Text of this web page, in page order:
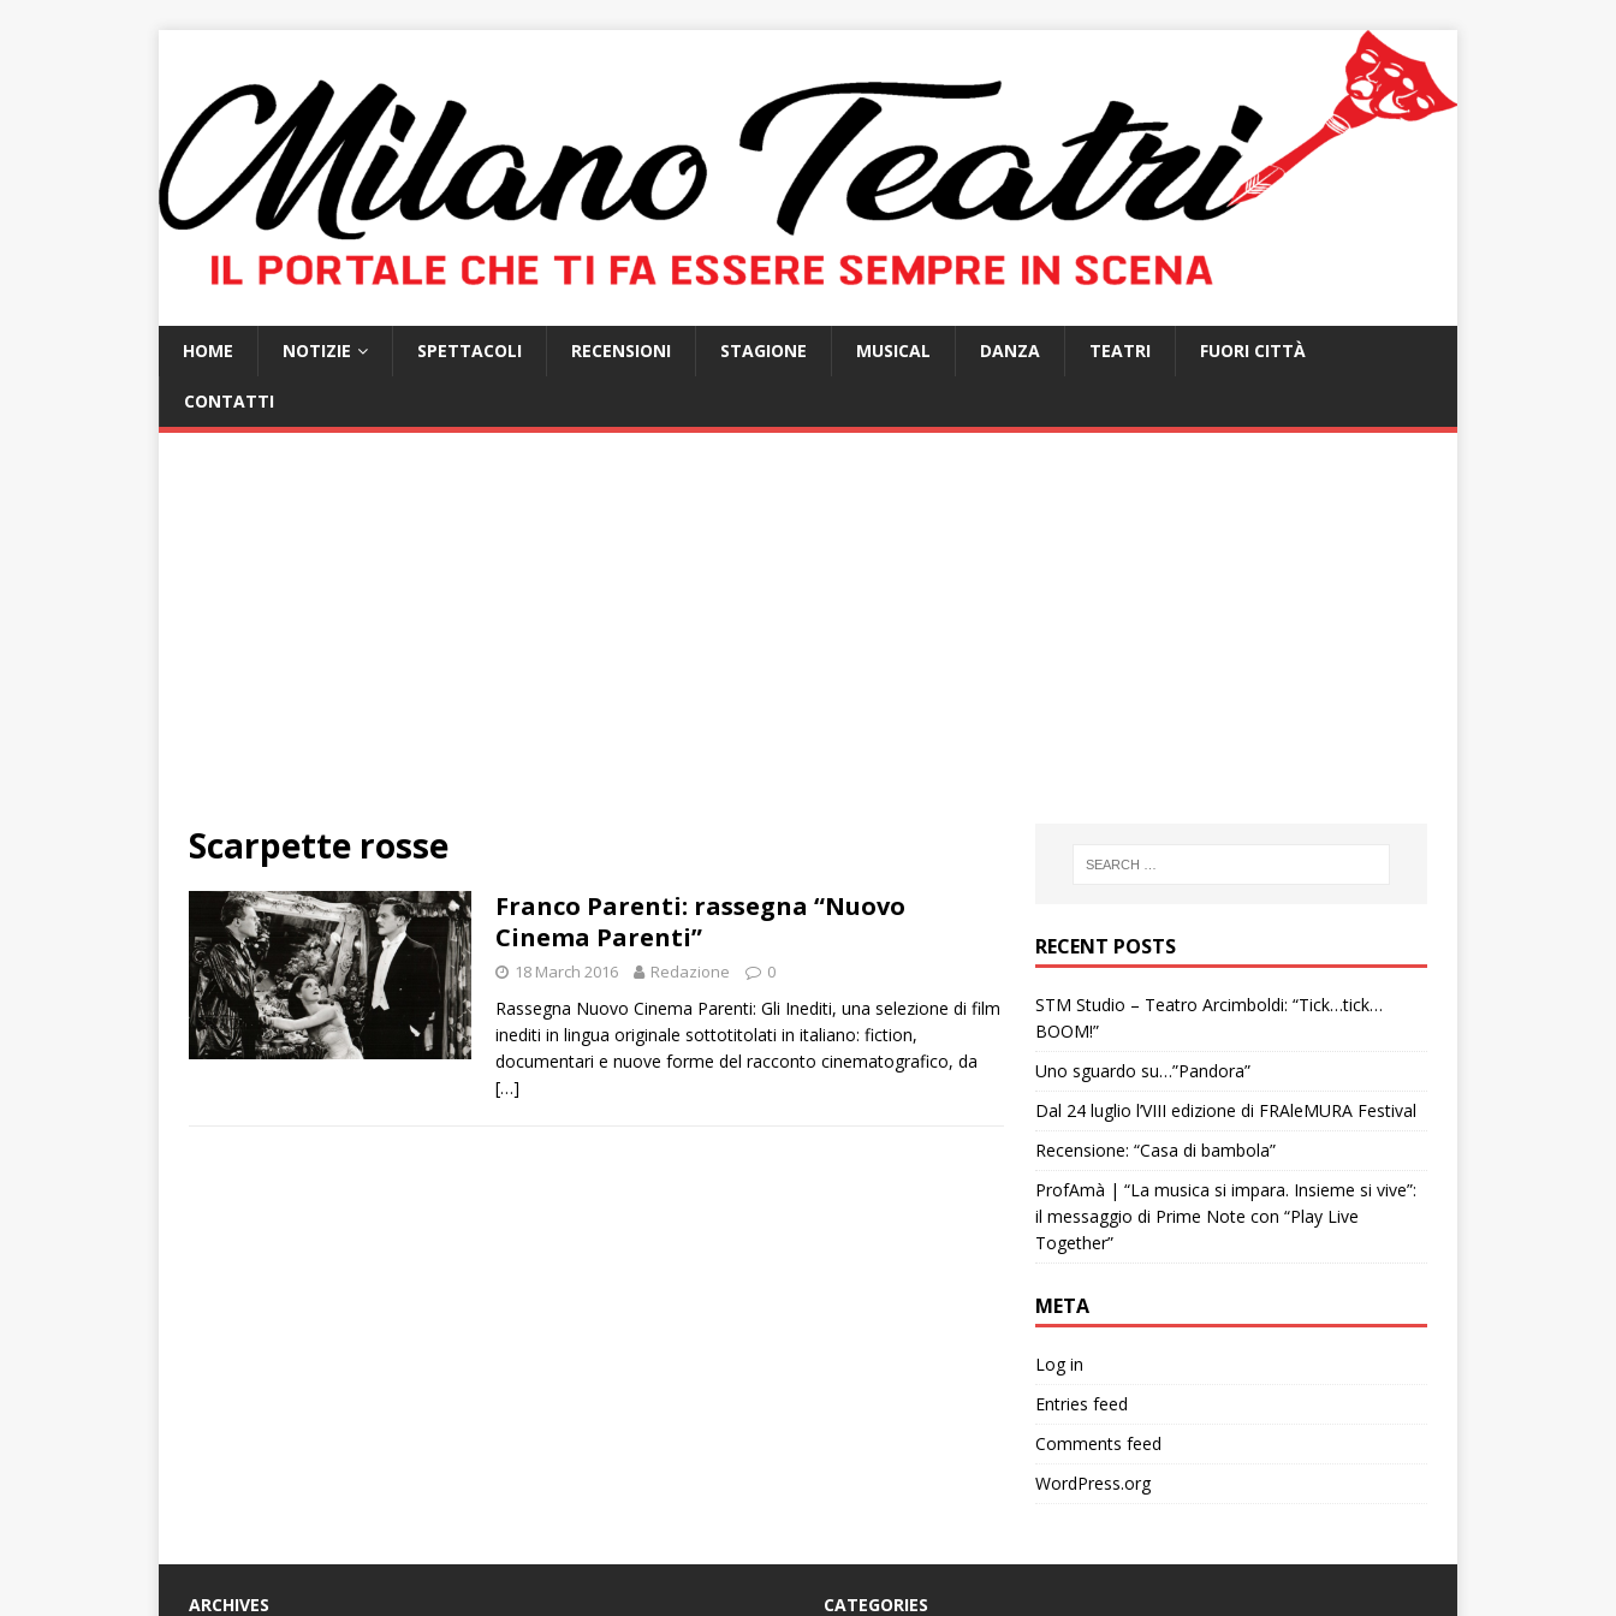
HOME NOTIZIE SPETTACOLI RECENSIONI STAGIONE MUSICAL DANZA TEATRI FUORI CITTÀ
CONTATTI
Scarpette rosse
Franco Parenti: rassegna “Nuovo
Cinema Parenti”
18 March 2016 Redazione 0
Rassegna Nuovo Cinema Parenti: Gli Inediti, una selezione di film
inediti in lingua originale sottotitolati in italiano: fiction,
documentari e nuove forme del racconto cinematografico, da
[…]
RECENT POSTS
STM Studio – Teatro Arcimboldi: “Tick…tick…
BOOM!”
Uno sguardo su…”Pandora”
Dal 24 luglio l’VIII edizione di FRAleMURA Festival
Recensione: “Casa di bambola”
ProfAmà | “La musica si impara. Insieme si vive”:
il messaggio di Prime Note con “Play Live
Together”
META
Log in
Entries feed
Comments feed
WordPress.org
ARCHIVES CATEGORIES